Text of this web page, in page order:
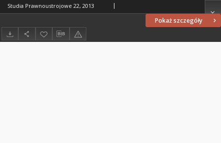
Pokaż szczegóły
Studia Prawnoustrojowe 22, 2013